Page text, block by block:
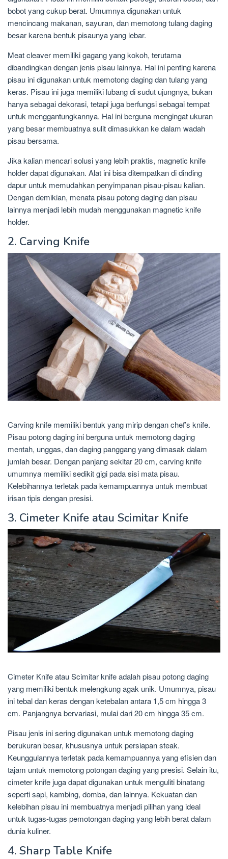
bobot yang cukup berat. Umumnya digunakan untuk
mencincang makanan, sayuran, dan memotong tulang daging
besar karena bentuk pisaunya yang lebar.
Meat cleaver memiliki gagang yang kokoh, terutama
dibandingkan dengan jenis pisau lainnya. Hal ini penting karena
pisau ini digunakan untuk memotong daging dan tulang yang
keras. Pisau ini juga memiliki lubang di sudut ujungnya, bukan
hanya sebagai dekorasi, tetapi juga berfungsi sebagai tempat
untuk menggantungkannya. Hal ini berguna mengingat ukuran
yang besar membuatnya sulit dimasukkan ke dalam wadah
pisau bersama.
Jika kalian mencari solusi yang lebih praktis, magnetic knife
holder dapat digunakan. Alat ini bisa ditempatkan di dinding
dapur untuk memudahkan penyimpanan pisau-pisau kalian.
Dengan demikian, menata pisau potong daging dan pisau
lainnya menjadi lebih mudah menggunakan magnetic knife
holder.
2. Carving Knife
Carving knife memiliki bentuk yang mirip dengan chef’s knife.
Pisau potong daging ini berguna untuk memotong daging
mentah, unggas, dan daging panggang yang dimasak dalam
jumlah besar. Dengan panjang sekitar 20 cm, carving knife
umumnya memiliki sedikit gigi pada sisi mata pisau.
Kelebihannya terletak pada kemampuannya untuk membuat
irisan tipis dengan presisi.
3. Cimeter Knife atau Scimitar Knife
Cimeter Knife atau Scimitar knife adalah pisau potong daging
yang memiliki bentuk melengkung agak unik. Umumnya, pisau
ini tebal dan keras dengan ketebalan antara 1,5 cm hingga 3
cm. Panjangnya bervariasi, mulai dari 20 cm hingga 35 cm.
Pisau jenis ini sering digunakan untuk memotong daging
berukuran besar, khususnya untuk persiapan steak.
Keunggulannya terletak pada kemampuannya yang efisien dan
tajam untuk memotong potongan daging yang presisi. Selain itu,
cimeter knife juga dapat digunakan untuk menguliti binatang
seperti sapi, kambing, domba, dan lainnya. Kekuatan dan
kelebihan pisau ini membuatnya menjadi pilihan yang ideal
untuk tugas-tugas pemotongan daging yang lebih berat dalam
dunia kuliner.
4. Sharp Table Knife